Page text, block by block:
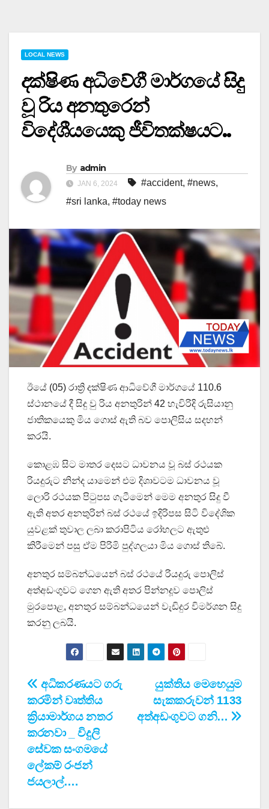
LOCAL NEWS
දක්ෂිණ අධිවේගී මාර්ගයේ සිදු
වූ රිය අනතුරෙන්
විදේශීයයෙකු ජීවිතක්ෂයට..
By admin
JAN 6, 2024 #accident, #news,
#sri lanka, #today news
ඊයේ (05) රාත්‍රි දක්ෂිණ ආධිවේගී මාර්ගයේ 110.6
ස්ථානයේ දී සිදු වු රිය අනතුරින් 42 හැවිරිදි රුසියානු
ජාතිකයෙකු මිය ගොස් ඇති බව පොලිසිය සදහන්
කරයි.
කොළඹ සිට මාතර දෙසට ධාවනය වූ බස් රථයක
රියදුරුට නින්ද යාමෙන් එම දිශාවටම ධාවනය වූ
ලොරි රථයක පිටුපස ගැටීමෙන් මෙම අනතුර සිදු වී
ඇති අතර අනතුරින් බස් රථයේ ඉදිරිපස සිටි විදේශික
යුවළක් තුවාල ලබා කරාපිටිය රෝහලට ඇතුළු
කිරීමෙන් පසු ඒම පිරිමි පුද්ගලයා මිය ගොස් තිබේ.
අනතුර සම්බන්ධයෙන් බස් රථයේ රියදුරු පොලිස්
අත්අඩංගුවට ගෙන ඇති අතර පින්නදූව පොලිස්
මුරපොළ, අනතුර සම්බන්ධයෙන් වැඩිදුර විමර්ශන සිදු
කරනු ලබයි.
Post
navigation
යුක්තිය මෙහෙයුම
සැකකරුවන් 1133
අත්අඩංගුවට ගනි…
අධිකරණයට ගරු
කරමින් වෘත්තිය
ක්‍රියාමාර්ගය නතර
කරනවා _ විදුලි
සේවක සංගමයේ
ලේකම් රංජන්
ජයලාල්….